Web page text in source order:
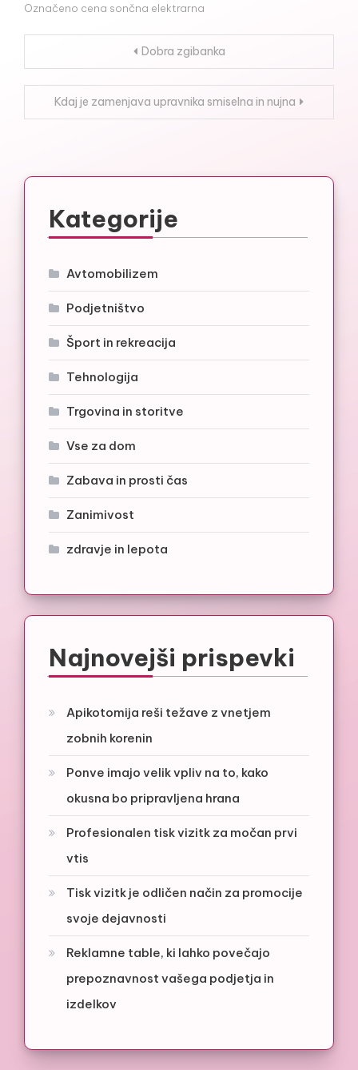
Označeno cena sončna elektrarna
Navigacija
prispevka
Dobra zgibanka
Kdaj je zamenjava upravnika smiselna in nujna
Kategorije
Avtomobilizem
Podjetništvo
Šport in rekreacija
Tehnologija
Trgovina in storitve
Vse za dom
Zabava in prosti čas
Zanimivost
zdravje in lepota
Najnovejši prispevki
Apikotomija reši težave z vnetjem
zobnih korenin
Ponve imajo velik vpliv na to, kako
okusna bo pripravljena hrana
Profesionalen tisk vizitk za močan prvi
vtis
Tisk vizitk je odličen način za promocije
svoje dejavnosti
Reklamne table, ki lahko povečajo
prepoznavnost vašega podjetja in
izdelkov